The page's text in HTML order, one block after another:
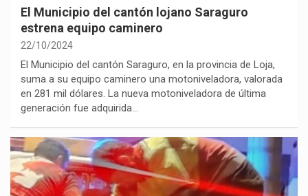
El Municipio del cantón lojano Saraguro
estrena equipo caminero
22/10/2024
El Municipio del cantón Saraguro, en la provincia de Loja,
suma a su equipo caminero una motoniveladora, valorada
en 281 mil dólares. La nueva motoniveladora de última
generación fue adquirida…